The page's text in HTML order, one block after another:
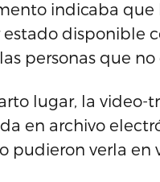
indicaba que
estado disponible
personas que
lugar, la video-
en archivo
pudieron verla en